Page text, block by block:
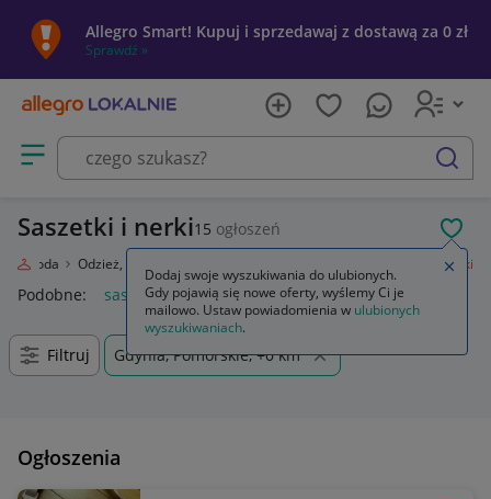
Allegro Smart! Kupuj i sprzedawaj z dostawą za 0 zł
Sprawdź »
Otwórz menu z kategoriami
szukaj
Saszetki i nerki15 ogłoszeń
Moda Odzież, Obuwie, Dodatki Saszetki i nerki
Podobne: saszetki i nerki
Filtruj Gdynia, Pomorskie, +0 km
Ogłoszenia
Dodaj swoje wyszukiwania do ulubionych.
Gdy pojawią się nowe oferty, wyślemy Ci je
mailowo. Ustaw powiadomienia w ulubionych
wyszukiwaniach.